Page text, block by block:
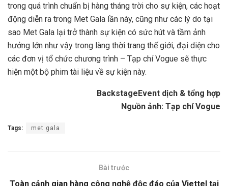
trong quá trình chuẩn bị hàng tháng trời cho sự kiện, các hoạt
động diễn ra trong Met Gala lần này, cũng như các lý do tại
sao Met Gala lại trở thành sự kiện có sức hút và tầm ảnh
hưởng lớn như vậy trong làng thời trang thế giới, đại diện cho
các đơn vị tổ chức chương trình – Tạp chí Vogue sẽ thực
hiện một bộ phim tài liệu về sự kiện này.
BackstageEvent dịch & tổng hợp
Nguồn ảnh: Tạp chí Vogue
Tags: met gala
Bài trước
Toàn cảnh gian hàng công nghệ độc đáo của Viettel tại